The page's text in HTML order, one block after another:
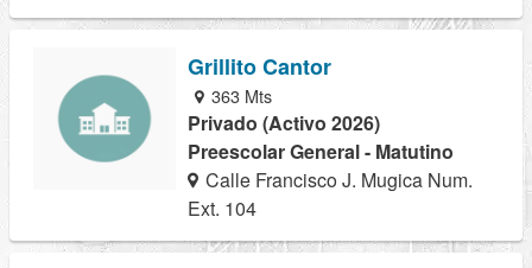
Grillito Cantor
363 Mts
Privado (Activo 2026)
Preescolar General - Matutino
Calle Francisco J. Mugica Num.
Ext. 104